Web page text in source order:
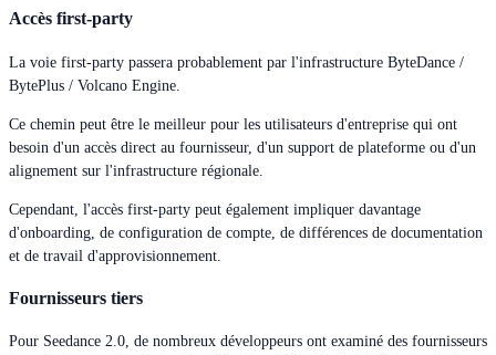
Accès first-party
La voie first-party passera probablement par l'infrastructure ByteDance /
BytePlus / Volcano Engine.
Ce chemin peut être le meilleur pour les utilisateurs d'entreprise qui ont
besoin d'un accès direct au fournisseur, d'un support de plateforme ou d'un
alignement sur l'infrastructure régionale.
Cependant, l'accès first-party peut également impliquer davantage
d'onboarding, de configuration de compte, de différences de documentation
et de travail d'approvisionnement.
Fournisseurs tiers
Pour Seedance 2.0, de nombreux développeurs ont examiné des fournisseurs